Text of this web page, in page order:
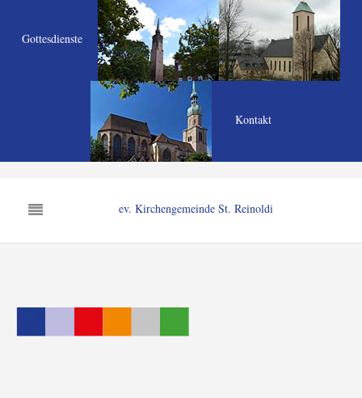
Gottesdienste
Kontakt
ev. Kirchengemeinde St. Reinoldi